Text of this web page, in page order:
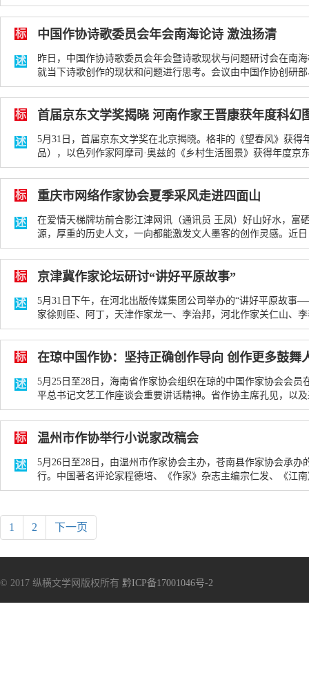
06-10
490次
标 中国作协诗歌委员会年会南海论诗 激浊扬清
述
昨日，中国作协诗歌委员会年会暨诗歌现状与问题研讨会在南
就当下诗歌创作的现状和问题进行思考。会议由中国作协创研
06-07
280次
标 首届京东文学奖揭晓 河南作家王晋康获年度科幻
述
5月31日，首届京东文学奖在北京揭晓。格非的《望春风》获得
品），以色列作家阿摩司·奥兹的《乡村生活图景》获得年度京
06-01
282次
标 重庆市网络作家协会夏季采风走进四面山
述
在爱情天梯牌坊前合影江津网讯（通讯员 王凤）好山好水，富
源，厚重的历史人文，一向都能激发文人墨客的创作灵感。近
一... 2017-06-01
274次
标 京津冀作家论坛研讨“讲好平原故事”
述
5月31日下午，在河北出版传媒集团公司举办的“讲好平原故事
家徐则臣、阿丁，天津作家龙一、李治邦，河北作家关仁山、
01
310次
标 在琼中国作协：坚持正确创作导向 创作更多鼓舞
述
5月25日至28日，海南省作家协会组织在琼的中国作家协会会员
平总书记文艺工作座谈会重要讲话精神。省作协主席孔见，以
06-01
380次
标 温州市作协举行小说家改稿会
述
5月26日至28日，由温州市作家协会主办，苍南县作家协会承办
行。中国著名评论家程德培、《作家》杂志主编宗仁发、《江
01
410次
1 2 下一页
© 2017 纵横文学网版权所有 黔ICP备17001046号-2